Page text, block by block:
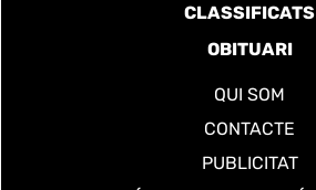
CLASSIFICATS
OBITUARI
QUI SOM
CONTACTE
PUBLICITAT